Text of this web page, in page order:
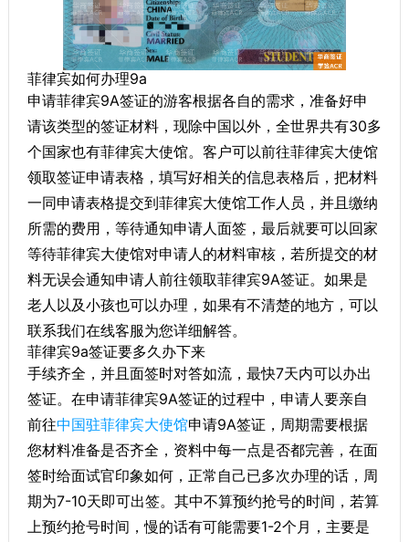
菲律宾如何办理9a
申请菲律宾9A签证的游客根据各自的需求，准备好申
请该类型的签证材料，现除中国以外，全世界共有30多
个国家也有菲律宾大使馆。客户可以前往菲律宾大使馆
领取签证申请表格，填写好相关的信息表格后，把材料
一同申请表格提交到菲律宾大使馆工作人员，并且缴纳
所需的费用，等待通知申请人面签，最后就要可以回家
等待菲律宾大使馆对申请人的材料审核，若所提交的材
料无误会通知申请人前往领取菲律宾9A签证。如果是
老人以及小孩也可以办理，如果有不清楚的地方，可以
联系我们在线客服为您详细解答。
菲律宾9a签证要多久办下来
手续齐全，并且面签时对答如流，最快7天内可以办出
签证。在申请菲律宾9A签证的过程中，申请人要亲自
前往中国驻菲律宾大使馆申请9A签证，周期需要根据
您材料准备是否齐全，资料中每一点是否都完善，在面
签时给面试官印象如何，正常自己已多次办理的话，周
期为7-10天即可出签。其中不算预约抢号的时间，若算
上预约抢号时间，慢的话有可能需要1-2个月，主要是